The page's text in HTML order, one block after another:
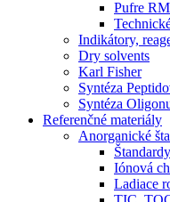
Pufre
Indikátory,
Dry solvents
Karl Fisher
Syntéza
Syntéza
Referenčné materiály
Anorganické
Iónová
Ladiace